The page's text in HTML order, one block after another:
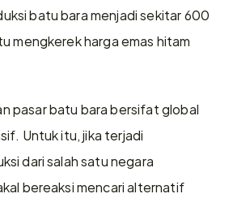
batu bara menjadi sekitar 600
mengkerek harga emas hitam
pasar batu bara bersifat global
Untuk itu, jika terjadi
dari salah satu negara
bereaksi mencari alternatif